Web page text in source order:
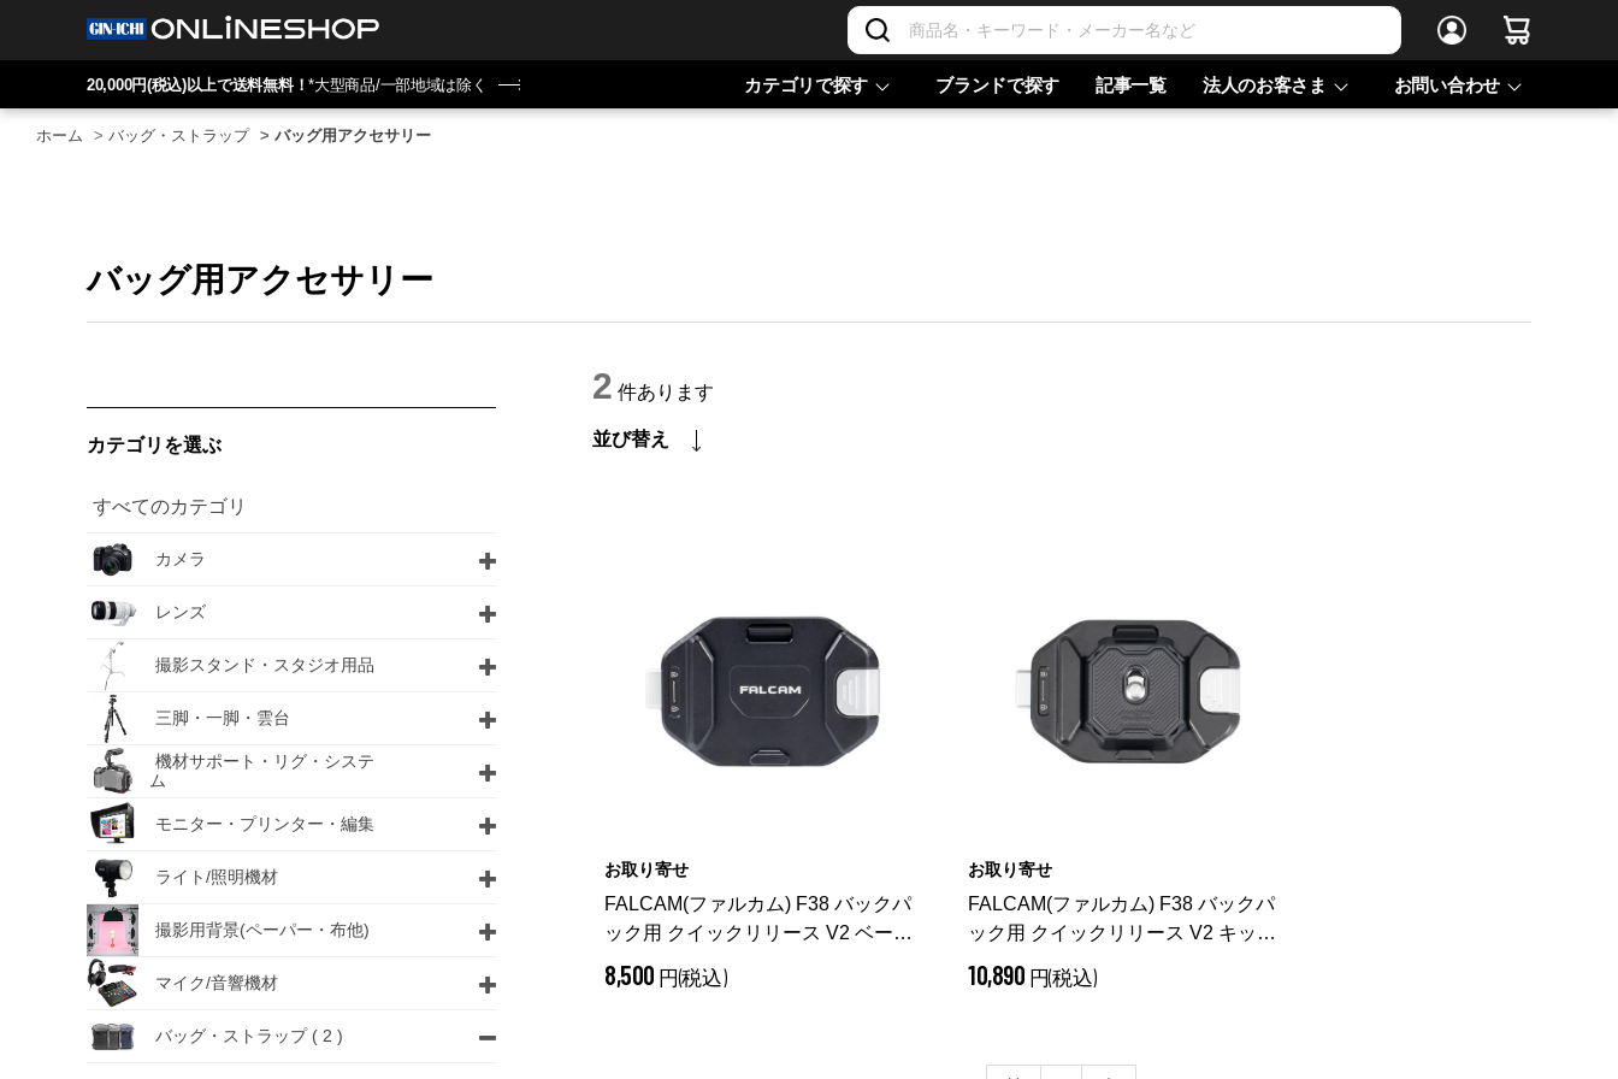
20,000円(税込)以上で送料無料！*大型商品/一部地域は除く カテゴリで探す ブランドで探す 記事一覧 法人のお客さま お問い合わせ
ホーム > バッグ・ストラップ > バッグ用アクセサリー
バッグ用アクセサリー
カテゴリを選ぶ
すべてのカテゴリ
カメラ
レンズ
撮影スタンド・スタジオ用品
三脚・一脚・雲台
機材サポート・リグ・システ
ム
モニター・プリンター・編集
ライト/照明機材
撮影用背景(ペーパー・布他)
マイク/音響機材
バッグ・ストラップ ( 2 )
2 件あります
並び替え
お取り寄せ
FALCAM(ファルカム) F38 バックパ
ック用 クイックリリース V2 ベース
FC3802
8,500 円(税込)
お取り寄せ
FALCAM(ファルカム) F38 バックパ
ック用 クイックリリース V2 キット
FC3803
10,890 円(税込)